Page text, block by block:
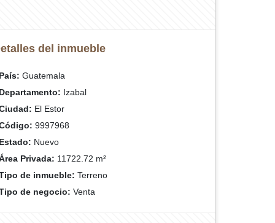
del inmueble
Guatemala
Izabal
El Estor
9997968
Nuevo
Privada: 11722.72 m²
de inmueble: Terreno
de negocio: Venta